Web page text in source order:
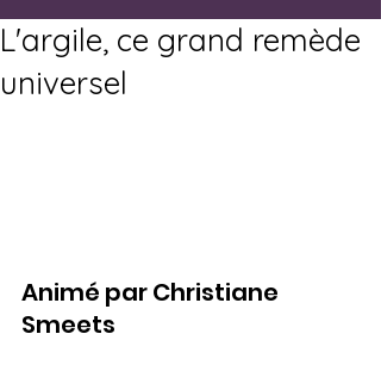
L'argile, ce grand remède
universel
Animé par Christiane
Smeets